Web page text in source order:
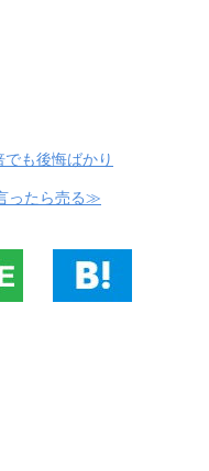
も後悔ばかり
ったら売る≫